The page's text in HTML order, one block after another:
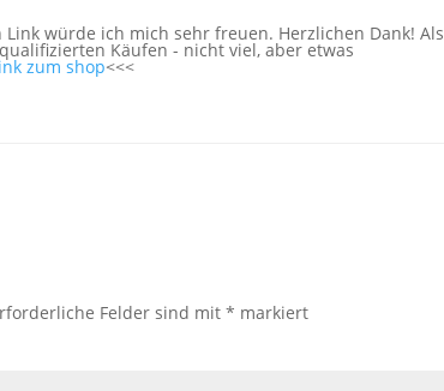
würde ich mich sehr freuen. Herzlichen Dank! Als
Käufen - nicht viel, aber etwas
zum shop<<<
Felder sind mit* markiert